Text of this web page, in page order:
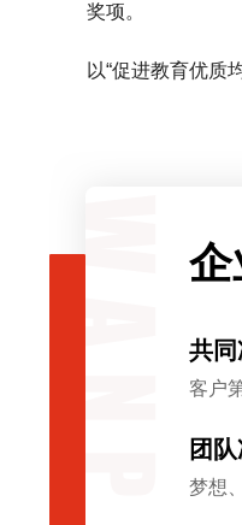
奖项。
以“促进教育优质
共同
客户
团
梦想